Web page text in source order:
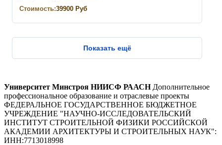
Стоимость:39900 Руб
Показать ещё
Университет Минстроя НИИСФ РААСН Дополнительное
профессиональное образование и отраслевые проекты
ФЕДЕРАЛЬНОЕ ГОСУДАРСТВЕННОЕ БЮДЖЕТНОЕ
УЧРЕЖДЕНИЕ "НАУЧНО-ИССЛЕДОВАТЕЛЬСКИЙ
ИНСТИТУТ СТРОИТЕЛЬНОЙ ФИЗИКИ РОССИЙСКОЙ
АКАДЕМИИ АРХИТЕКТУРЫ И СТРОИТЕЛЬНЫХ НАУК":
ИНН:7713018998